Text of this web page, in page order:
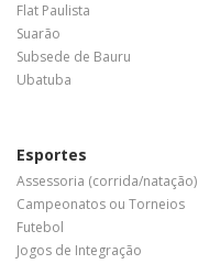
Flat Paulista
Suarão
Subsede de Bauru
Ubatuba
Esportes
Assessoria (corrida/natação)
Campeonatos ou Torneios
Futebol
Jogos de Integração